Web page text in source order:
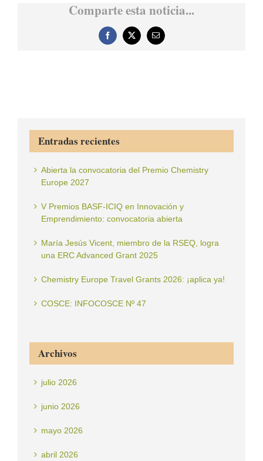
Comparte esta noticia...
Facebook
X
Correo
electrónico
Entradas recientes
Abierta la convocatoria del Premio Chemistry
Europe 2027
V Premios BASF-ICIQ en Innovación y
Emprendimiento: convocatoria abierta
María Jesús Vicent, miembro de la RSEQ, logra
una ERC Advanced Grant 2025
Chemistry Europe Travel Grants 2026: ¡aplica ya!
COSCE: INFOCOSCE Nº 47
Archivos
julio 2026
junio 2026
mayo 2026
abril 2026